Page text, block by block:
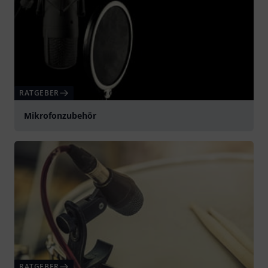
RATGEBER
Mikrofonzubehör